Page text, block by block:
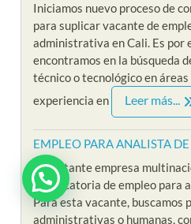
Iniciamos nuevo proceso de
para suplicar vacante de
administrativa en Cali. Es por
encontramos en la búsqueda
técnico o tecnológico en
experiencia en
Leer más...
EMPLEO PARA ANALISTA
Importante empresa
convocatoria de empleo para
Para esta vacante, buscamos
administrativas o humanas,